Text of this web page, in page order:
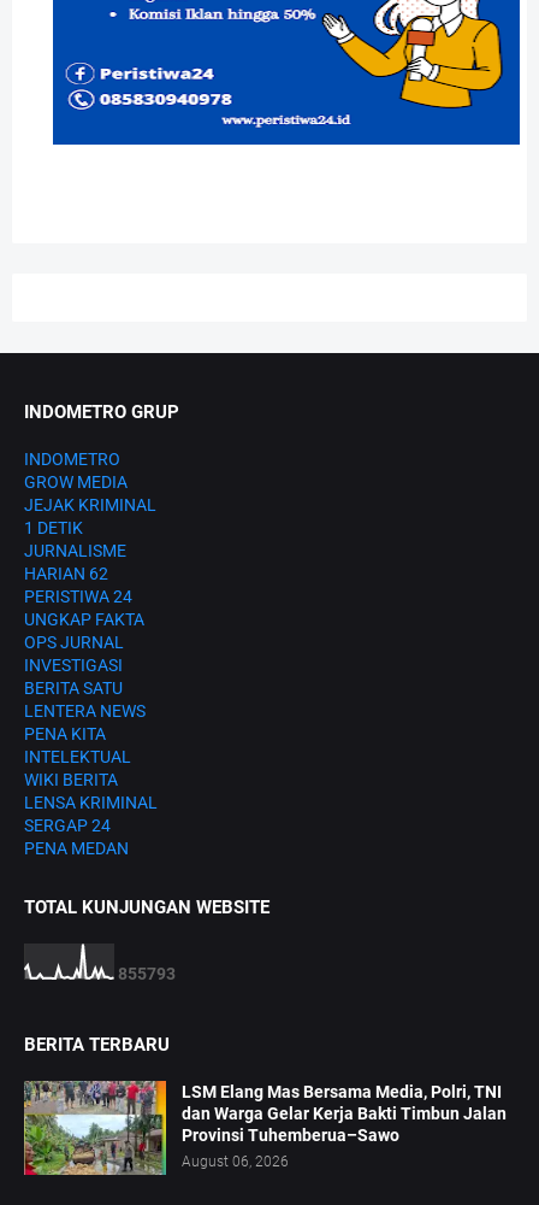
INDOMETRO GRUP
INDOMETRO
GROW MEDIA
JEJAK KRIMINAL
1 DETIK
JURNALISME
HARIAN 62
PERISTIWA 24
UNGKAP FAKTA
OPS JURNAL
INVESTIGASI
BERITA SATU
LENTERA NEWS
PENA KITA
INTELEKTUAL
WIKI BERITA
LENSA KRIMINAL
SERGAP 24
PENA MEDAN
TOTAL KUNJUNGAN WEBSITE
855793
BERITA TERBARU
LSM Elang Mas Bersama Media, Polri, TNI
dan Warga Gelar Kerja Bakti Timbun Jalan
Provinsi Tuhemberua–Sawo
August 06, 2026